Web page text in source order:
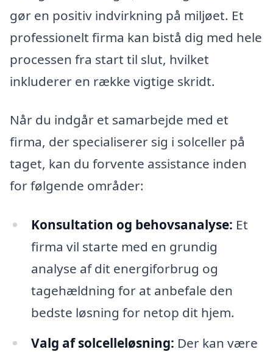
gør en positiv indvirkning på miljøet. Et
professionelt firma kan bistå dig med hele
processen fra start til slut, hvilket
inkluderer en række vigtige skridt.
Når du indgår et samarbejde med et
firma, der specialiserer sig i solceller på
taget, kan du forvente assistance inden
for følgende områder:
Konsultation og behovsanalyse: Et
firma vil starte med en grundig
analyse af dit energiforbrug og
tagehældning for at anbefale den
bedste løsning for netop dit hjem.
Valg af solcelleløsning: Der kan være